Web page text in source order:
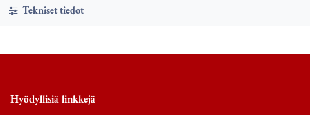
Tekniset tiedot
Hyödyllisiä linkkejä